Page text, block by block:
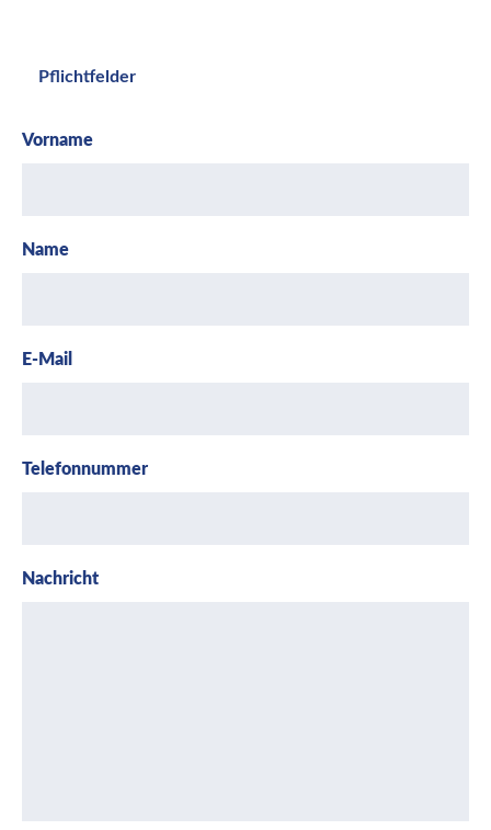
Pflichtfelder
Vorname
Name
E-Mail
Telefonnummer
Nachricht